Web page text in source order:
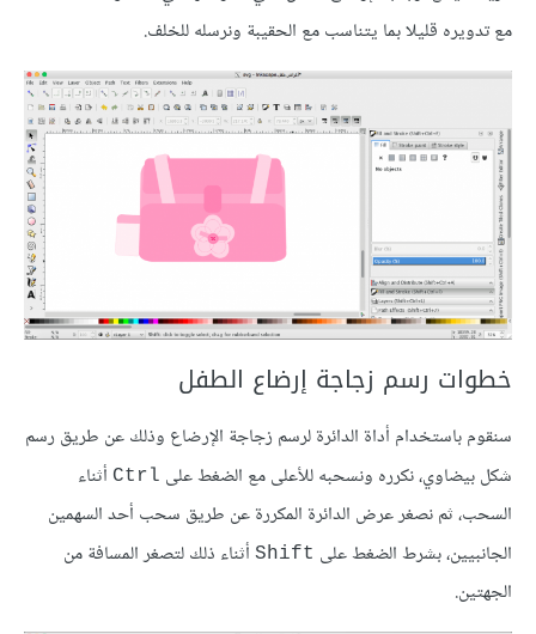
مع تدويره قليلا بما يتناسب مع الحقيبة ونرسله للخلف.
خطوات رسم زجاجة إرضاع الطفل
سنقوم باستخدام أداة الدائرة لرسم زجاجة الإرضاع وذلك عن طريق رسم
شكل بيضاوي، نكرره ونسحبه للأعلى مع الضغط على Ctrl أثناء
السحب، ثم نصغر عرض الدائرة المكررة عن طريق سحب أحد السهمين
الجانبيين، بشرط الضغط على Shift أثناء ذلك لتصغر المسافة من
الجهتين.